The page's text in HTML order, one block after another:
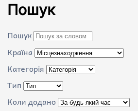
Пошук
Пошук
Країна
Категорія
Тип
Коли додано